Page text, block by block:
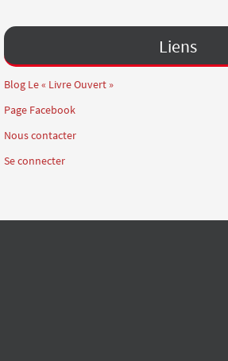
Liens
Blog Le « Livre Ouvert »
Page Facebook
Nous contacter
Se connecter